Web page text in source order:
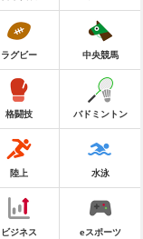
ラグビー 中央競馬
格闘技 バドミントン
陸上 水泳
ビジネス eスポーツ